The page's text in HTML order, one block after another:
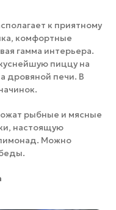
к приятному
комфортные
гамма интерьера.
пиццу на
дровяной печи. В
рыбные и мясные
настоящую
Можно